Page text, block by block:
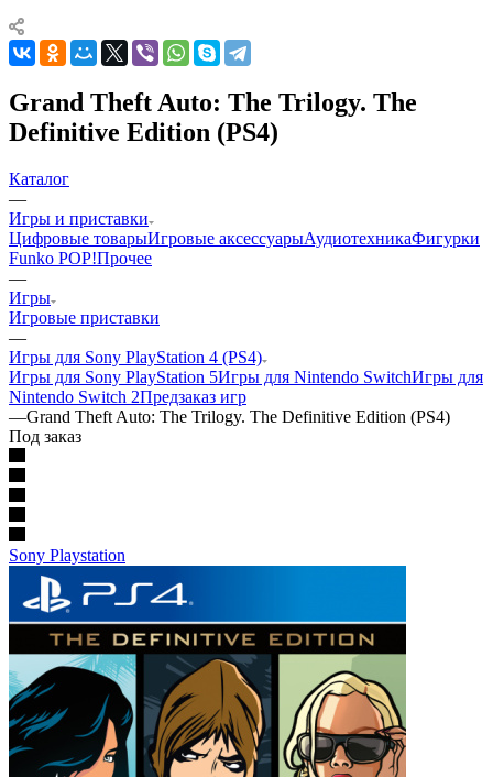
Grand Theft Auto: The Trilogy. The
Definitive Edition (PS4)
Каталог
—
Игры и приставки
Цифровые товарыИгровые аксессуарыАудиотехникаФигурки
Funko POP!Прочее
—
Игры
Игровые приставки
—
Игры для Sony PlayStation 4 (PS4)
Игры для Sony PlayStation 5Игры для Nintendo SwitchИгры для
Nintendo Switch 2Предзаказ игр
—Grand Theft Auto: The Trilogy. The Definitive Edition (PS4)
Под заказ
Sony Playstation